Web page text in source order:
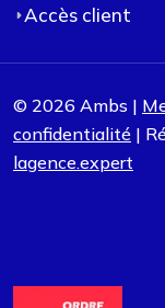
Accès client
© 2026 Ambs |
confidentialité |
lagence.expert